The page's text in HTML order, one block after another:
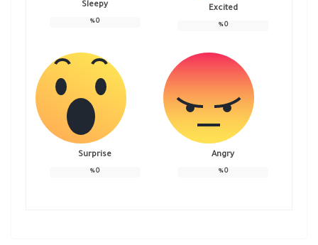
Excited
0
%
Sleepy
0
%
Angry
0
%
Surprise
0
%